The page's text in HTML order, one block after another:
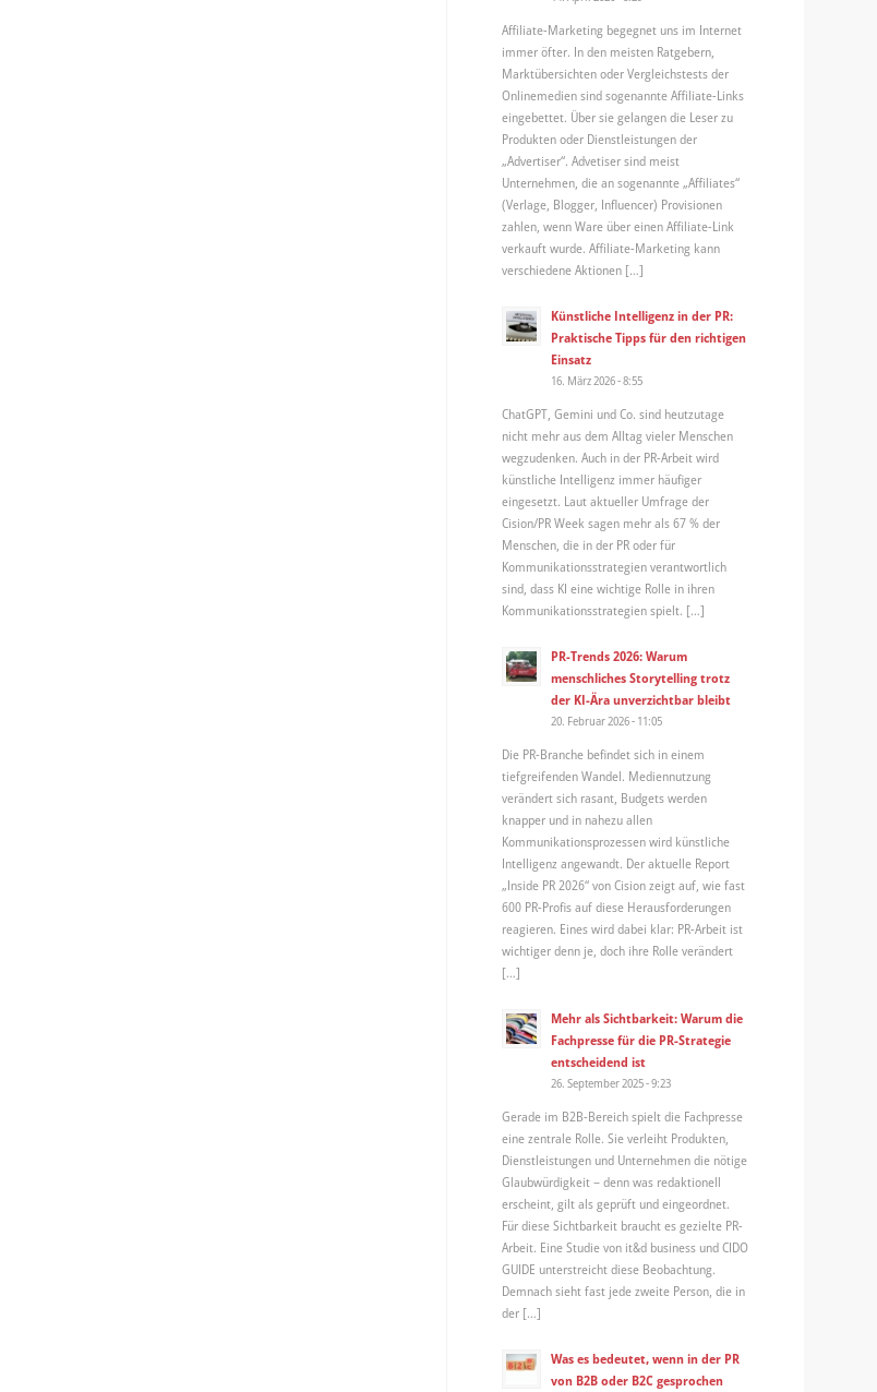
Affiliate-Marketing begegnet uns im Internet
immer öfter. In den meisten Ratgebern,
Marktübersichten oder Vergleichstests der
Onlinemedien sind sogenannte Affiliate-Links
eingebettet. Über sie gelangen die Leser zu
Produkten oder Dienstleistungen der
„Advertiser“. Advetiser sind meist
Unternehmen, die an sogenannte „Affiliates“
(Verlage, Blogger, Influencer) Provisionen
zahlen, wenn Ware über einen Affiliate-Link
verkauft wurde. Affiliate-Marketing kann
verschiedene Aktionen […]
Künstliche Intelligenz in der PR:
Praktische Tipps für den richtigen
Einsatz
16. März 2026 - 8:55
ChatGPT, Gemini und Co. sind heutzutage
nicht mehr aus dem Alltag vieler Menschen
wegzudenken. Auch in der PR-Arbeit wird
künstliche Intelligenz immer häufiger
eingesetzt. Laut aktueller Umfrage der
Cision/PR Week sagen mehr als 67 % der
Menschen, die in der PR oder für
Kommunikationsstrategien verantwortlich
sind, dass KI eine wichtige Rolle in ihren
Kommunikationsstrategien spielt. […]
PR-Trends 2026: Warum
menschliches Storytelling trotz
der KI-Ära unverzichtbar bleibt
20. Februar 2026 - 11:05
Die PR-Branche befindet sich in einem
tiefgreifenden Wandel. Mediennutzung
verändert sich rasant, Budgets werden
knapper und in nahezu allen
Kommunikationsprozessen wird künstliche
Intelligenz angewandt. Der aktuelle Report
„Inside PR 2026“ von Cision zeigt auf, wie fast
600 PR-Profis auf diese Herausforderungen
reagieren. Eines wird dabei klar: PR-Arbeit ist
wichtiger denn je, doch ihre Rolle verändert
[…]
Mehr als Sichtbarkeit: Warum die
Fachpresse für die PR-Strategie
entscheidend ist
26. September 2025 - 9:23
Gerade im B2B-Bereich spielt die Fachpresse
eine zentrale Rolle. Sie verleiht Produkten,
Dienstleistungen und Unternehmen die nötige
Glaubwürdigkeit – denn was redaktionell
erscheint, gilt als geprüft und eingeordnet.
Für diese Sichtbarkeit braucht es gezielte PR-
Arbeit. Eine Studie von it&d business und CIDO
GUIDE unterstreicht diese Beobachtung.
Demnach sieht fast jede zweite Person, die in
der […]
Was es bedeutet, wenn in der PR
von B2B oder B2C gesprochen